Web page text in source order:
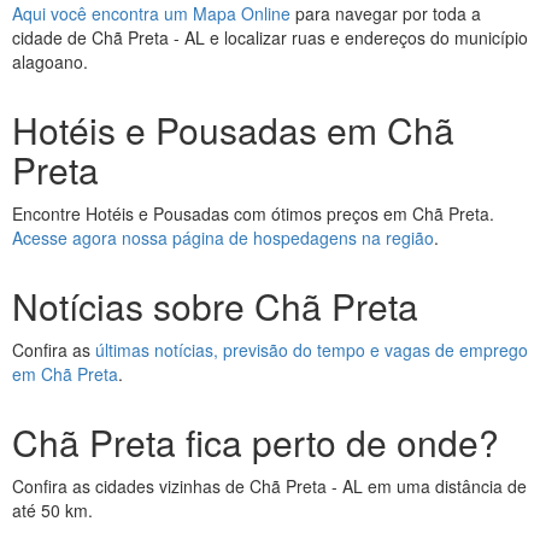
Aqui você encontra um Mapa Online para navegar por toda a
cidade de Chã Preta - AL e localizar ruas e endereços do município
alagoano.
Hotéis e Pousadas em Chã
Preta
Encontre Hotéis e Pousadas com ótimos preços em Chã Preta.
Acesse agora nossa página de hospedagens na região.
Notícias sobre Chã Preta
Confira as últimas notícias, previsão do tempo e vagas de emprego
em Chã Preta.
Chã Preta fica perto de onde?
Confira as cidades vizinhas de Chã Preta - AL em uma distância de
até 50 km.